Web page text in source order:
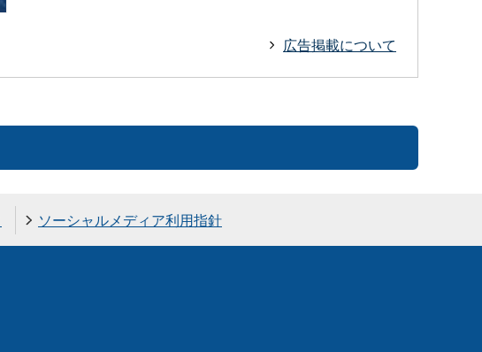
広告掲載について
ソーシャルメディア利用指針